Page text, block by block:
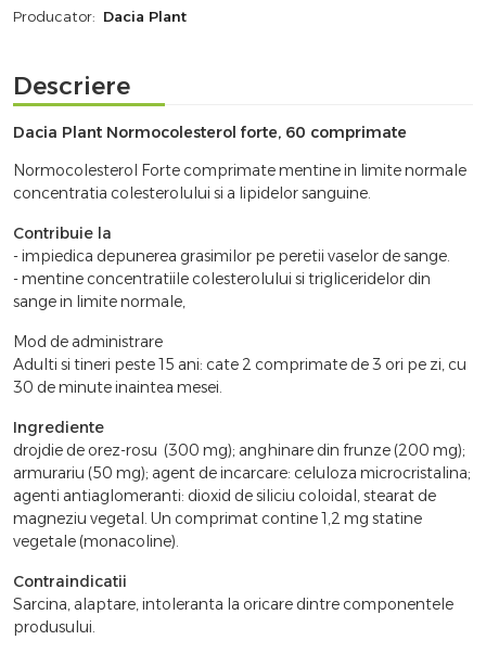
Producator: Dacia Plant
Descriere
Dacia Plant Normocolesterol forte, 60 comprimate
Normocolesterol Forte comprimate mentine in limite normale
concentratia colesterolului si a lipidelor sanguine.
Contribuie la
- impiedica depunerea grasimilor pe peretii vaselor de sange.
- mentine concentratiile colesterolului si trigliceridelor din
sange in limite normale,
Mod de administrare
Adulti si tineri peste 15 ani: cate 2 comprimate de 3 ori pe zi, cu
30 de minute inaintea mesei.
Ingrediente
drojdie de orez-rosu (300 mg); anghinare din frunze (200 mg);
armurariu (50 mg); agent de incarcare: celuloza microcristalina;
agenti antiaglomeranti: dioxid de siliciu coloidal, stearat de
magneziu vegetal. Un comprimat contine 1,2 mg statine
vegetale (monacoline).
Contraindicatii
Sarcina, alaptare, intoleranta la oricare dintre componentele
produsului.